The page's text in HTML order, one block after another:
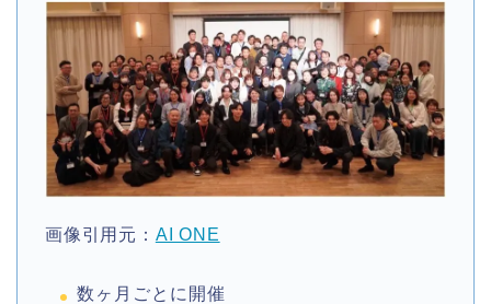
画像引用元： AI ONE
数ヶ月ごとに開催